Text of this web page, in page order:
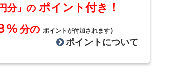
分」のポイント付き！
% 分のポイントが付加されます）
ポイントについて